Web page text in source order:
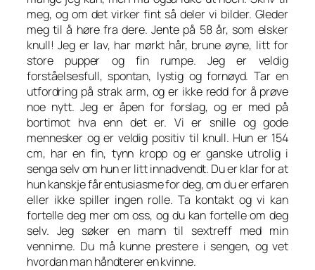
meg, og om det virker fint så deler vi bilder. Gleder
meg til å høre fra dere. Jente på 58 år, som elsker
knull! Jeg er lav, har mørkt hår, brune øyne, litt for
store pupper og fin rumpe. Jeg er veldig
forståelsesfull, spontan, lystig og fornøyd. Tar en
utfordring på strak arm, og er ikke redd for å prøve
noe nytt. Jeg er åpen for forslag, og er med på
bortimot hva enn det er. Vi er snille og gode
mennesker og er veldig positiv til knull. Hun er 154
cm, har en fin, tynn kropp og er ganske utrolig i
senga selv om hun er litt innadvendt. Du er klar for at
hun kanskje får entusiasme for deg, om du er erfaren
eller ikke spiller ingen rolle. Ta kontakt og vi kan
fortelle deg mer om oss, og du kan fortelle om deg
selv. Jeg søker en mann til sextreff med min
venninne. Du må kunne prestere i sengen, og vet
hvordan man håndterer en kvinne.